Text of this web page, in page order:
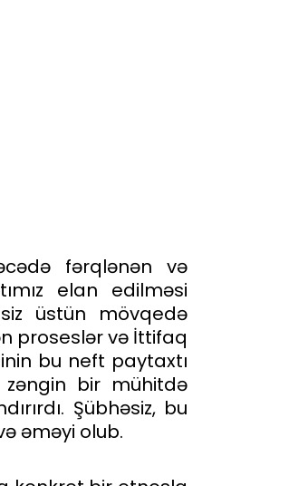
fərqlənən və
elan edilməsi
üstün mövqedə
proseslər və İttifaq
bu neft paytaxtı
bir mühitdə
Şübhəsiz, bu
əməyi olub.